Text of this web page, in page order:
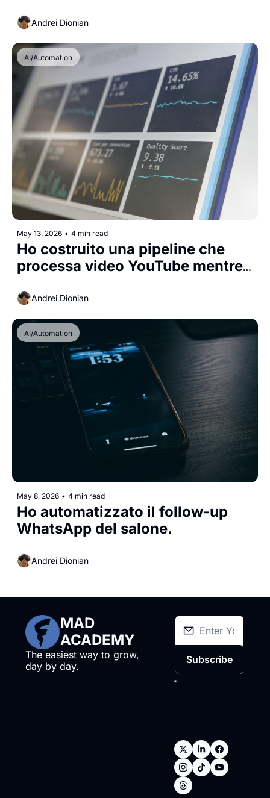
Andrei Dionian
AI/Automation
May 13, 2026 • 4 min read
Ho costruito una pipeline che
processa video YouTube mentre
Andrei Dionian
AI/Automation
May 8, 2026 • 4 min read
Ho automatizzato il follow-up
WhatsApp del salone.
Andrei Dionian
MAD
ACADEMY
The easiest way to grow,
day by day.
Subscribe